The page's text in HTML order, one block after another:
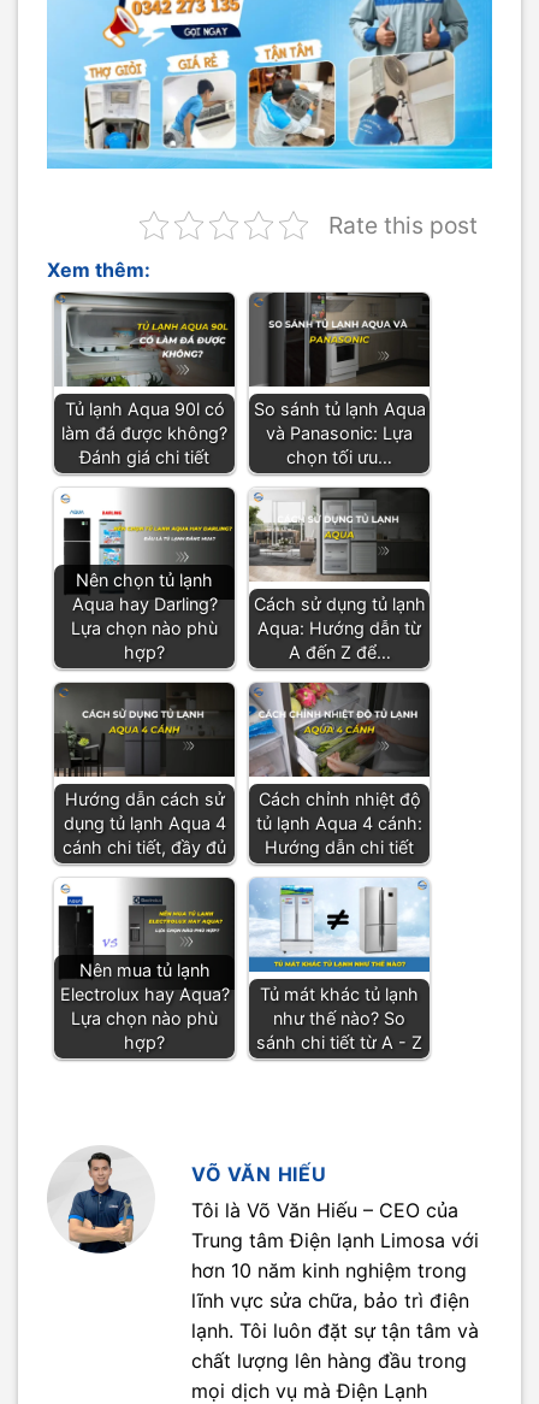
Rate this post
Xem thêm:
Tủ lạnh Aqua 90l có
làm đá được không?
Đánh giá chi tiết
So sánh tủ lạnh Aqua
và Panasonic: Lựa
chọn tối ưu…
Nên chọn tủ lạnh
Aqua hay Darling?
Lựa chọn nào phù
hợp?
Cách sử dụng tủ lạnh
Aqua: Hướng dẫn từ
A đến Z để…
Hướng dẫn cách sử
dụng tủ lạnh Aqua 4
cánh chi tiết, đầy đủ
Cách chỉnh nhiệt độ
tủ lạnh Aqua 4 cánh:
Hướng dẫn chi tiết
Nên mua tủ lạnh
Electrolux hay Aqua?
Lựa chọn nào phù
hợp?
Tủ mát khác tủ lạnh
như thế nào? So
sánh chi tiết từ A - Z
VÕ VĂN HIẾU
Tôi là Võ Văn Hiếu – CEO của
Trung tâm Điện lạnh Limosa với
hơn 10 năm kinh nghiệm trong
lĩnh vực sửa chữa, bảo trì điện
lạnh. Tôi luôn đặt sự tận tâm và
chất lượng lên hàng đầu trong
mọi dịch vụ mà Điện Lạnh